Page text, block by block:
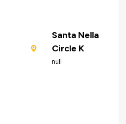
Santa Nella
Circle K
null